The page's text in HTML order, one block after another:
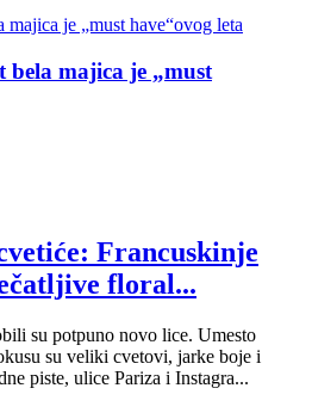
majica je „must
Francuskinje
floral...
su potpuno novo lice. Umesto
su veliki cvetovi, jarke boje i